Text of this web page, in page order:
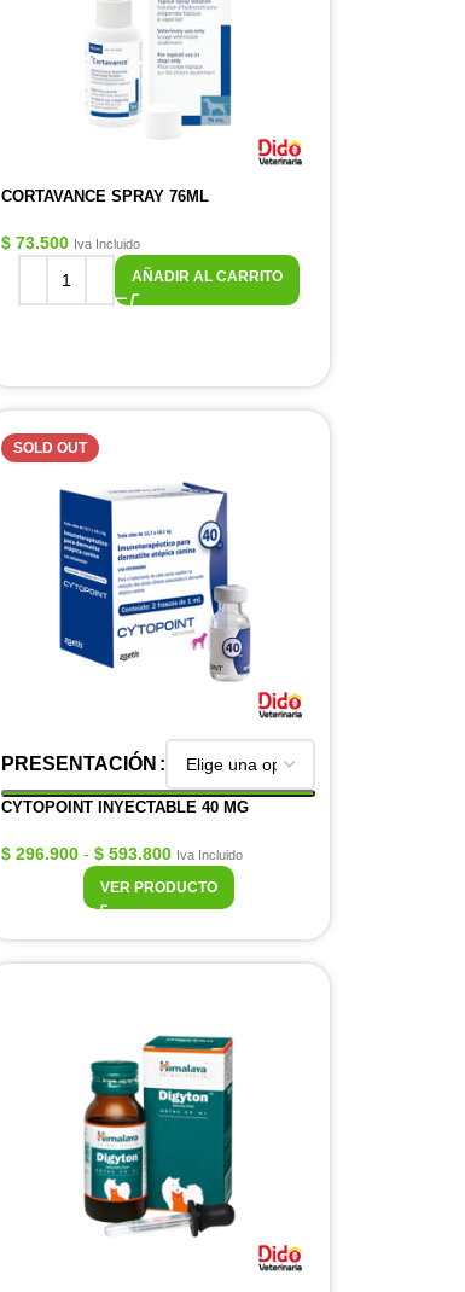
CORTAVANCE SPRAY 76ML
$ 73.500 Iva Incluido
AÑADIR AL CARRITO
SOLD OUT
PRESENTACIÓN
CYTOPOINT INYECTABLE 40 MG
$ 296.900 - $ 593.800 Iva Incluido
VER PRODUCTO